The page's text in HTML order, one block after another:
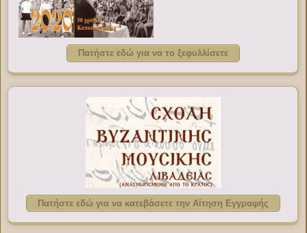
Πατήστε εδώ για να το ξεφυλλίσετε
Πατήστε εδώ για να κατεβάσετε την Αίτηση Εγγραφής